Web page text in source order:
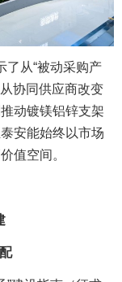
从“被动采购产
协同供应商改变
动镀镁铝锌支架
安能始终以市场
值空间。